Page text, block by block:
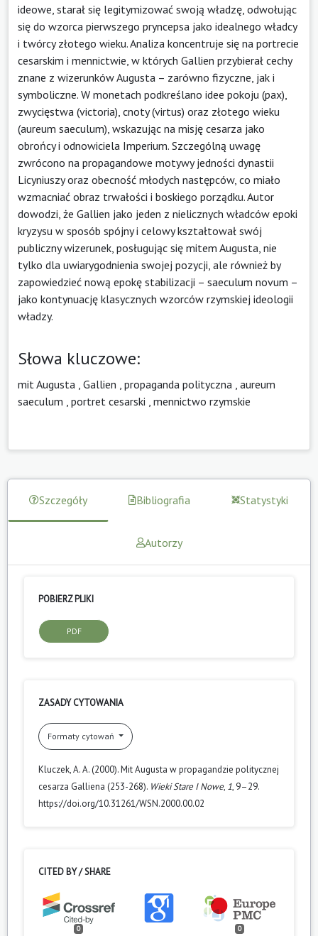
ideowe, starał się legitymizować swoją władzę, odwołując
się do wzorca pierwszego pryncepsa jako idealnego władcy
i twórcy złotego wieku. Analiza koncentruje się na portrecie
cesarskim i mennictwie, w których Gallien przybierał cechy
znane z wizerunków Augusta – zarówno fizyczne, jak i
symboliczne. W monetach podkreślano idee pokoju (pax),
zwycięstwa (victoria), cnoty (virtus) oraz złotego wieku
(aureum saeculum), wskazując na misję cesarza jako
obrońcy i odnowiciela Imperium. Szczególną uwagę
zwrócono na propagandowe motywy jedności dynastii
Licyniuszy oraz obecność młodych następców, co miało
wzmacniać obraz trwałości i boskiego porządku. Autor
dowodzi, że Gallien jako jeden z nielicznych władców epoki
kryzysu w sposób spójny i celowy kształtował swój
publiczny wizerunek, posługując się mitem Augusta, nie
tylko dla uwiarygodnienia swojej pozycji, ale również by
zapowiedzieć nową epokę stabilizacji – saeculum novum –
jako kontynuację klasycznych wzorców rzymskiej ideologii
władzy.
Słowa kluczowe:
mit Augusta Gallien propaganda polityczna aureum
saeculum portret cesarski mennictwo rzymskie
Szczegóły Bibliografia Statystyki
Autorzy
POBIERZ PLIKI
PDF
ZASADY CYTOWANIA
Formaty cytowań
Kluczek, A. A. (2000). Mit Augusta w propagandzie politycznej
cesarza Galliena (253-268). Wieki Stare I Nowe, 1, 9–29.
https://doi.org/10.31261/WSN.2000.00.02
CITED BY / SHARE
0 0